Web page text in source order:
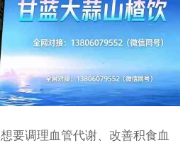
要调理血管代谢、改善积食血